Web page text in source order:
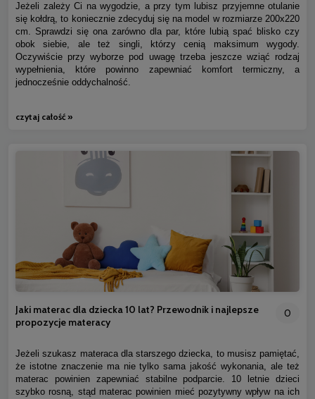
Jeżeli zależy Ci na wygodzie, a przy tym lubisz przyjemne otulanie
się kołdrą, to koniecznie zdecyduj się na model w rozmiarze 200x220
cm. Sprawdzi się ona zarówno dla par, które lubią spać blisko czy
obok siebie, ale też singli, którzy cenią maksimum wygody.
Oczywiście przy wyborze pod uwagę trzeba jeszcze wziąć rodzaj
wypełnienia, które powinno zapewniać komfort termiczny, a
jednocześnie oddychalność.
czytaj całość »
Jaki materac dla dziecka 10 lat? Przewodnik i najlepsze
propozycje materacy
0
Jeżeli szukasz materaca dla starszego dziecka, to musisz pamiętać,
że istotne znaczenie ma nie tylko sama jakość wykonania, ale też
materac powinien zapewniać stabilne podparcie. 10 letnie dzieci
szybko rosną, stąd materac powinien mieć pozytywny wpływ na ich